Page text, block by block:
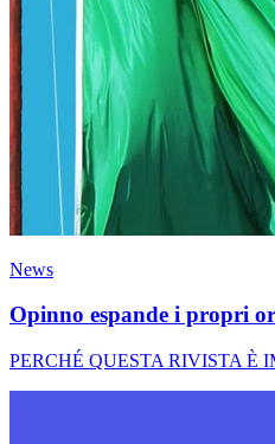
News
Opinno espande i propri
PERCHÉ QUESTA RIVISTA È